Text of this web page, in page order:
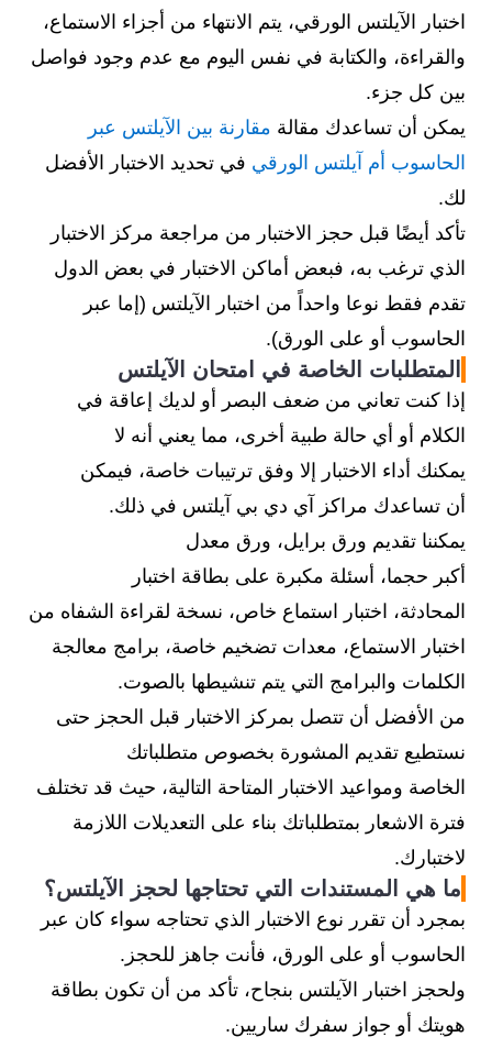
اختبار الآيلتس الورقي، يتم الانتهاء من أجزاء الاستماع،
والقراءة، والكتابة في نفس اليوم مع عدم وجود فواصل
بين كل جزء.
يمكن أن تساعدك مقالة مقارنة بين الآيلتس عبر
الحاسوب أم آيلتس الورقي في تحديد الاختبار الأفضل
لك.
تأكد أيضًا قبل حجز الاختبار من مراجعة مركز الاختبار
الذي ترغب به، فبعض أماكن الاختبار في بعض الدول
تقدم فقط نوعا واحداً من اختبار الآيلتس (إما عبر
الحاسوب أو على الورق).
المتطلبات الخاصة في امتحان الآيلتس
إذا كنت تعاني من ضعف البصر أو لديك إعاقة في
الكلام أو أي حالة طبية أخرى، مما يعني أنه لا
يمكنك أداء الاختبار إلا وفق ترتيبات خاصة، فيمكن
أن تساعدك مراكز آي دي بي آيلتس في ذلك.
يمكننا تقديم ورق برايل، ورق معدل
أكبر حجما، أسئلة مكبرة على بطاقة اختبار
المحادثة، اختبار استماع خاص، نسخة لقراءة الشفاه من
اختبار الاستماع، معدات تضخيم خاصة، برامج معالجة
الكلمات والبرامج التي يتم تنشيطها بالصوت.
من الأفضل أن تتصل بمركز الاختبار قبل الحجز حتى
نستطيع تقديم المشورة بخصوص متطلباتك
الخاصة ومواعيد الاختبار المتاحة التالية، حيث قد تختلف
فترة الاشعار بمتطلباتك بناء على التعديلات اللازمة
لاختبارك.
ما هي المستندات التي تحتاجها لحجز الآيلتس؟
بمجرد أن تقرر نوع الاختبار الذي تحتاجه سواء كان عبر
الحاسوب أو على الورق، فأنت جاهز للحجز.
ولحجز اختبار الآيلتس بنجاح، تأكد من أن تكون بطاقة
هويتك أو جواز سفرك ساريين.